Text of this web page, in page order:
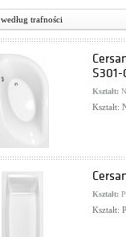
według trafności
Kształt:
Kształt:
Kształt:
Kształt: